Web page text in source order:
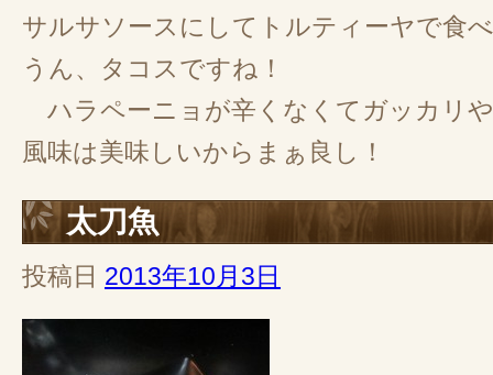
サルサソースにしてトルティーヤで食
うん、タコスですね！
ハラペーニョが辛くなくてガッカリ
風味は美味しいからまぁ良し！
太刀魚
投稿日 2013年10月3日